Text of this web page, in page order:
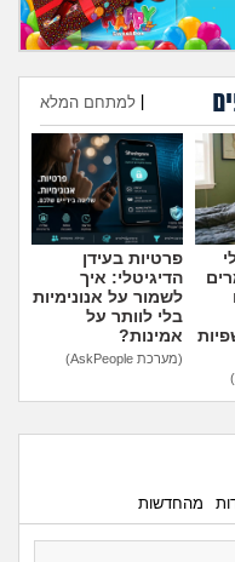
מה שעובר עליי
שומרים על הגוף
פיננסי וכלכלה
בין הסדינים
חיות מחמד
יוקר המחיה
למתחם המלא
הוספת טיפ
פרטיות בעידן
הדיגיטלי: איך
לשמור על אנונימיות
בלי לוותר על
אמינות?
(מערכת AskPeople)
מהחדשות